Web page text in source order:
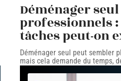
Déménager
professionnels
tâches peut-on
Déménager seul peut sembler
mais cela demande du temps,